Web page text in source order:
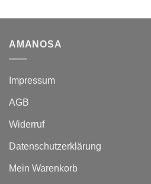
AMANOSA
Impressum
AGB
Widerruf
Datenschutzerklärung
Mein Warenkorb